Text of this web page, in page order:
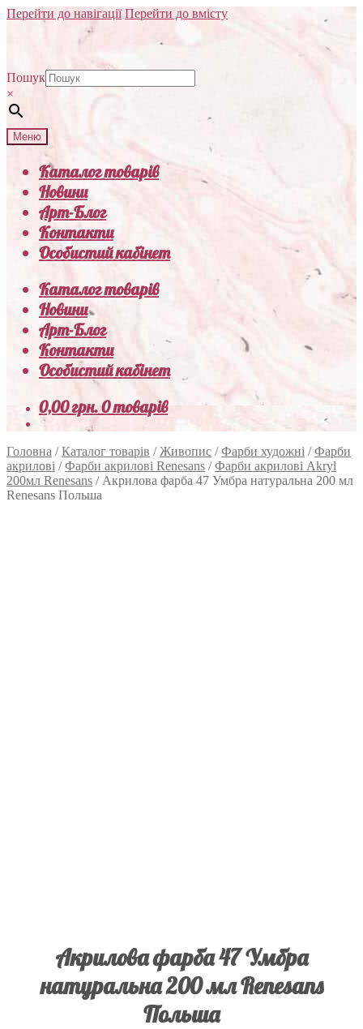
Перейти до навігації Перейти до вмісту
Пошук
×
Меню
Каталог товарів
Новини
Арт-Блог
Контакти
Особистий кабінет
Каталог товарів
Новини
Арт-Блог
Контакти
Особистий кабінет
0,00грн.0 товарів
Головна /Каталог товарів /Живопис /Фарби художні /Фарби
акрилові /Фарби акрилові Renesans /Фарби акрилові Akryl
200мл Renesans / Акрилова фарба 47 Умбра натуральна 200 мл
Renesans Польша
Акрилова фарба 47 Умбра
натуральна 200 мл Renesans
Польша